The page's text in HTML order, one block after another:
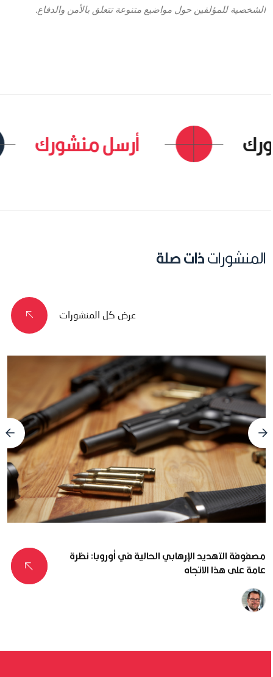
الشخصية للمؤلفين حول مواضيع متنوعة تتعلق بالأمن والدفاع.
أرسل منشورك
ذات صلةالمنشورات
عرض كل المنشورات
مصفوفة التهديد الإرهابي الحالية في أوروبا: نظرة
عامة على هذا الاتجاه
د.